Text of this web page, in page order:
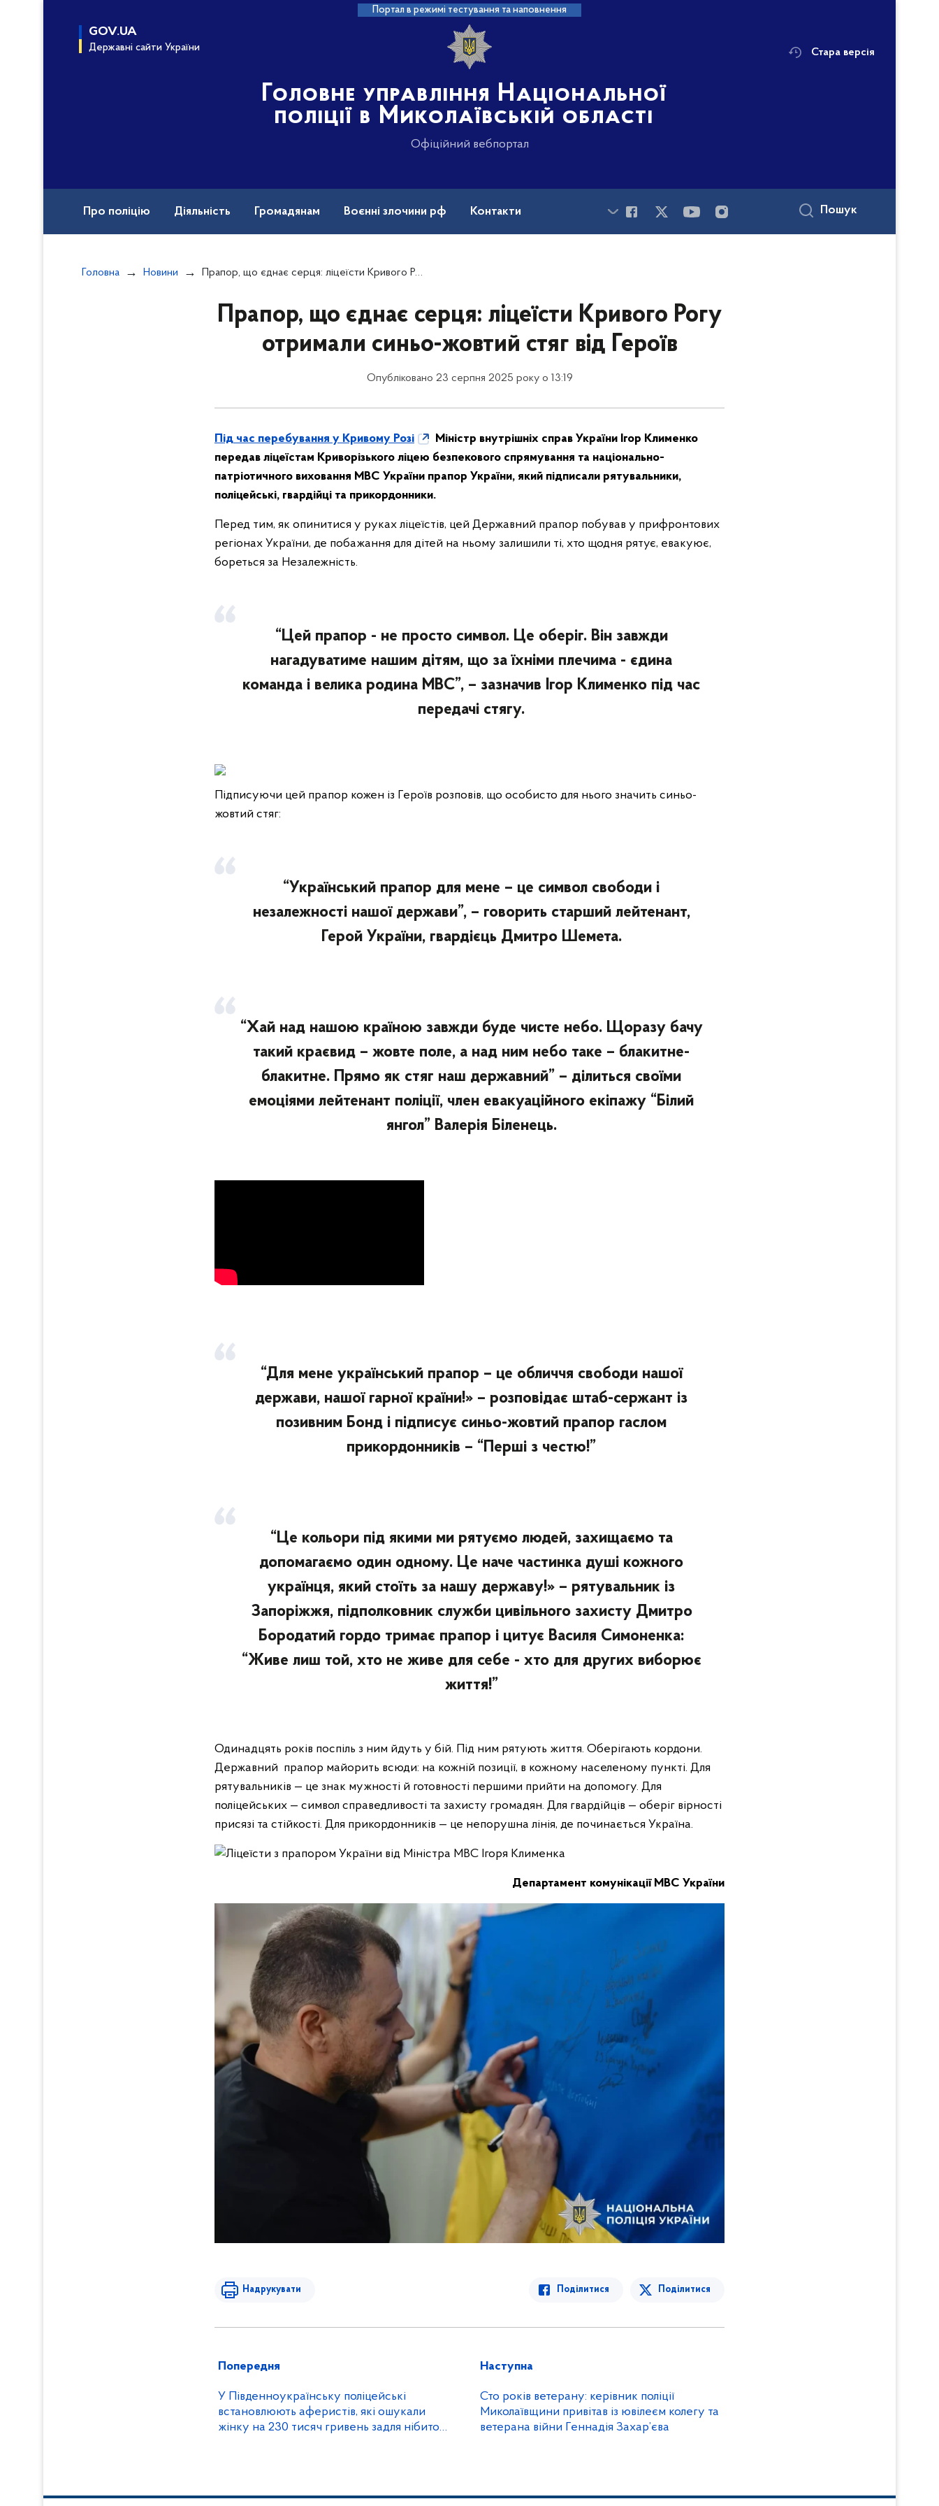
Портал в режимі тестування та наповнення
GOV.UA
Державні сайти України
Головне управління Національної
поліції в Миколаївській області
Офіційний вебпортал
Стара версія
Про поліцію Діяльність Громадянам Воєнні злочини рф Контакти Пошук
Головна Новини Прапор, що єднає серця: ліцеїсти Кривого Рогу отримали синьо-жовтий стяг від Героїв
Прапор, що єднає серця: ліцеїсти Кривого Рогу
отримали синьо-жовтий стяг від Героїв
Опубліковано 23 серпня 2025 року о 13:19
Під час перебування у Кривому Розі
Міністр внутрішніх справ України Ігор Клименко
передав ліцеїстам Криворізького ліцею безпекового спрямування та національно-
патріотичного виховання МВС України прапор України, який підписали рятувальники,
поліцейські, гвардійці та прикордонники.
Перед тим, як опинитися у руках ліцеїстів, цей Державний прапор побував у прифронтових
регіонах України, де побажання для дітей на ньому залишили ті, хто щодня рятує, евакуює,
бореться за Незалежність.
“Цей прапор - не просто символ. Це оберіг. Він завжди
нагадуватиме нашим дітям, що за їхніми плечима - єдина
команда і велика родина МВС”, – зазначив Ігор Клименко під час
передачі стягу.
Підписуючи цей прапор кожен із Героїв розповів, що особисто для нього значить синьо-
жовтий стяг:
“Український прапор для мене – це символ свободи і
незалежності нашої держави”, – говорить старший лейтенант,
Герой України, гвардієць Дмитро Шемета.
“Хай над нашою країною завжди буде чисте небо. Щоразу бачу
такий краєвид – жовте поле, а над ним небо таке – блакитне-
блакитне. Прямо як стяг наш державний” – ділиться своїми
емоціями лейтенант поліції, член евакуаційного екіпажу “Білий
янгол” Валерія Біленець.
“Для мене український прапор – це обличчя свободи нашої
держави, нашої гарної країни!» – розповідає штаб-сержант із
позивним Бонд і підписує синьо-жовтий прапор гаслом
прикордонників – “Перші з честю!”
“Це кольори під якими ми рятуємо людей, захищаємо та
допомагаємо один одному. Це наче частинка душі кожного
українця, який стоїть за нашу державу!» – рятувальник із
Запоріжжя, підполковник служби цивільного захисту Дмитро
Бородатий гордо тримає прапор і цитує Василя Симоненка:
“Живе лиш той, хто не живе для себе - хто для других виборює
життя!”
Одинадцять років поспіль з ним йдуть у бій. Під ним рятують життя. Оберігають кордони.
Державний прапор майорить всюди: на кожній позиції, в кожному населеному пункті. Для
рятувальників — це знак мужності й готовності першими прийти на допомогу. Для
поліцейських — символ справедливості та захисту громадян. Для гвардійців — оберіг вірності
присязі та стійкості. Для прикордонників — це непорушна лінія, де починається Україна.
Департамент комунікації МВС України
Надрукувати Поділитися Поділитися
Попередня
У Південноукраїнську поліцейські
встановлюють аферистів, які ошукали
жінку на 230 тисяч гривень задля нібито
Наступна
Сто років ветерану: керівник поліції
Миколаївщини привітав із ювілеєм колегу та
ветерана війни Геннадія Захар’єва